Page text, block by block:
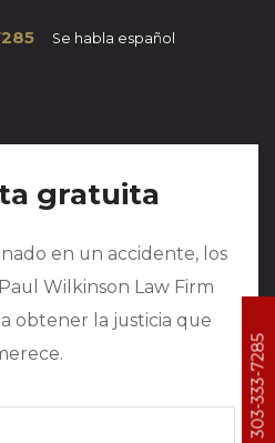
Se habla español
gratuita
en un accidente, los
Wilkinson Law Firm
obtener la justicia que
303-333-7285